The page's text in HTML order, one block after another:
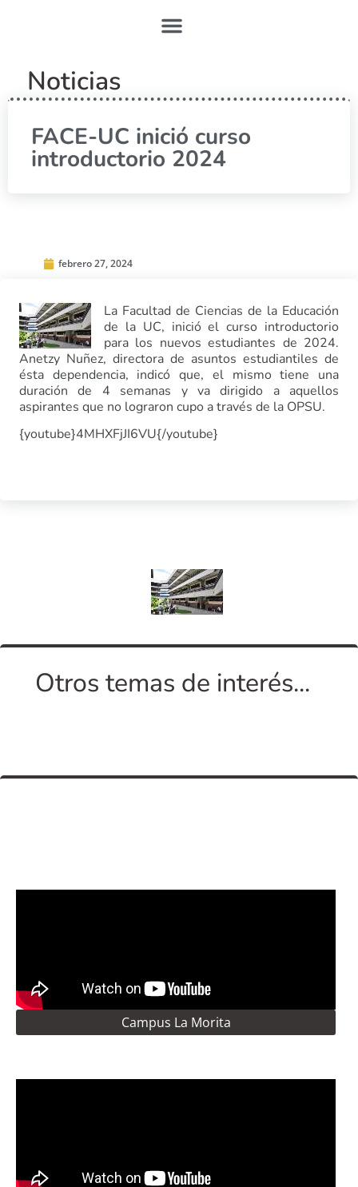
Noticias
FACE-UC inició curso
introductorio 2024
febrero 27, 2024
La Facultad de Ciencias de la Educación
de la UC, inició el curso introductorio
para los nuevos estudiantes de 2024.
Anetzy Nuñez, directora de asuntos estudiantiles de
ésta dependencia, indicó que, el mismo tiene una
duración de 4 semanas y va dirigido a aquellos
aspirantes que no lograron cupo a través de la OPSU.
{youtube}4MHXFjJI6VU{/youtube}
Otros temas de interés...
Campus La Morita